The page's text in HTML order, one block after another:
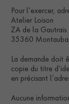
Pour l’exercer,
Atelier Loison
ZA de la Gautrais
35360
La demande doit
copie du titre
en précisant
Aucune